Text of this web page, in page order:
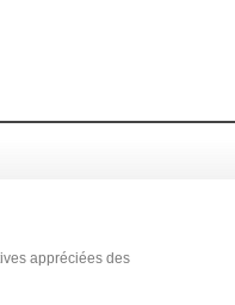
appréciées des